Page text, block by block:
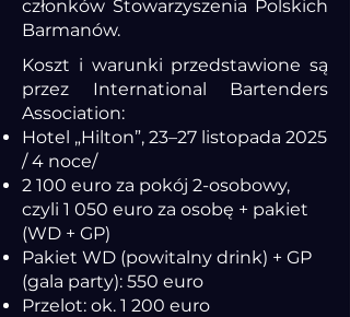
członków Stowarzyszenia Polskich
Barmanów.
Koszt i warunki przedstawione są
przez International Bartenders
Association:
Hotel „Hilton”, 23–27 listopada 2025
/ 4 noce/
2 100 euro za pokój 2-osobowy,
czyli 1 050 euro za osobę + pakiet
(WD + GP)
Pakiet WD (powitalny drink) + GP
(gala party): 550 euro
Przelot: ok. 1 200 euro